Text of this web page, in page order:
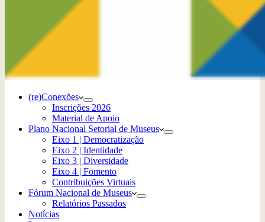
(re)Conexões
Inscrições 2026
Material de Apoio
Plano Nacional Setorial de Museus
Eixo 1 | Democratização
Eixo 2 | Identidade
Eixo 3 | Diversidade
Eixo 4 | Fomento
Contribuições Virtuais
Fórum Nacional de Museus
Relatórios Passados
Notícias